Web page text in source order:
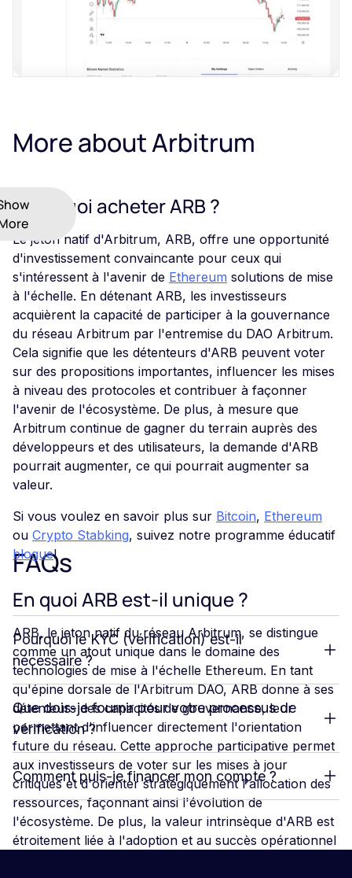
More about Arbitrum
Pourquoi acheter ARB ?
Le jeton natif d'Arbitrum, ARB, offre une opportunité
d'investissement convaincante pour ceux qui
s'intéressent à l'avenir de Ethereum solutions de mise
à l'échelle. En détenant ARB, les investisseurs
acquièrent la capacité de participer à la gouvernance
du réseau Arbitrum par l'entremise du DAO Arbitrum.
Cela signifie que les détenteurs d'ARB peuvent voter
sur des propositions importantes, influencer les mises
à niveau des protocoles et contribuer à façonner
l'avenir de l'écosystème. De plus, à mesure que
Arbitrum continue de gagner du terrain auprès des
développeurs et des utilisateurs, la demande d'ARB
pourrait augmenter, ce qui pourrait augmenter sa
valeur.
Si vous voulez en savoir plus sur Bitcoin, Ethereum
ou Crypto Stabking, suivez notre programme éducatif
blogue!
En quoi ARB est-il unique ?
ARB, le jeton natif du réseau Arbitrum, se distingue
comme un atout unique dans le domaine des
technologies de mise à l'échelle Ethereum. En tant
qu'épine dorsale de l'Arbitrum DAO, ARB donne à ses
détenteurs des capacités de gouvernance, leur
permettant d'influencer directement l'orientation
future du réseau. Cette approche participative permet
aux investisseurs de voter sur les mises à jour
critiques et d'orienter stratégiquement l'allocation des
ressources, façonnant ainsi l'évolution de
l'écosystème. De plus, la valeur intrinsèque d'ARB est
étroitement liée à l'adoption et au succès opérationnel
FAQs
Pourquoi le KYC (vérification) est-il
nécessaire ?
Que dois-je fournir pour votre processus de
vérification ?
Comment puis-je financer mon compte ?